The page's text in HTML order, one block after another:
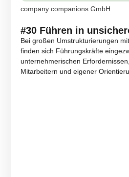
company companions GmbH
#30 Führen in
Bei großen Umstrukturierungen
finden sich Führungskräfte
unternehmerischen
Mitarbeitern und eigener